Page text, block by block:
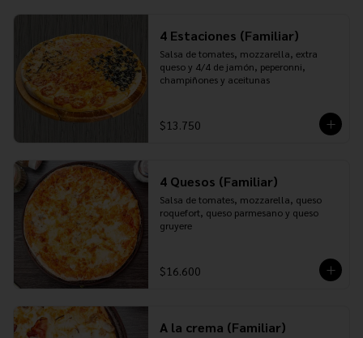
4 Estaciones (Familiar)
Salsa de tomates, mozzarella, extra
queso y 4/4 de jamón, peperonni,
champiñones y aceitunas
$13.750
4 Quesos (Familiar)
Salsa de tomates, mozzarella, queso
roquefort, queso parmesano y queso
gruyere
$16.600
A la crema (Familiar)